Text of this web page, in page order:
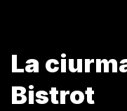
La
Bistrot